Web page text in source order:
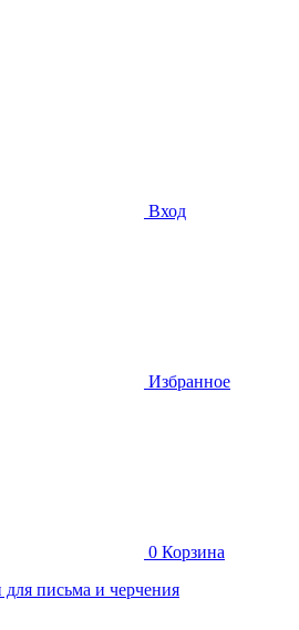
Вход
Избранное
0 Корзина
письма и черчения